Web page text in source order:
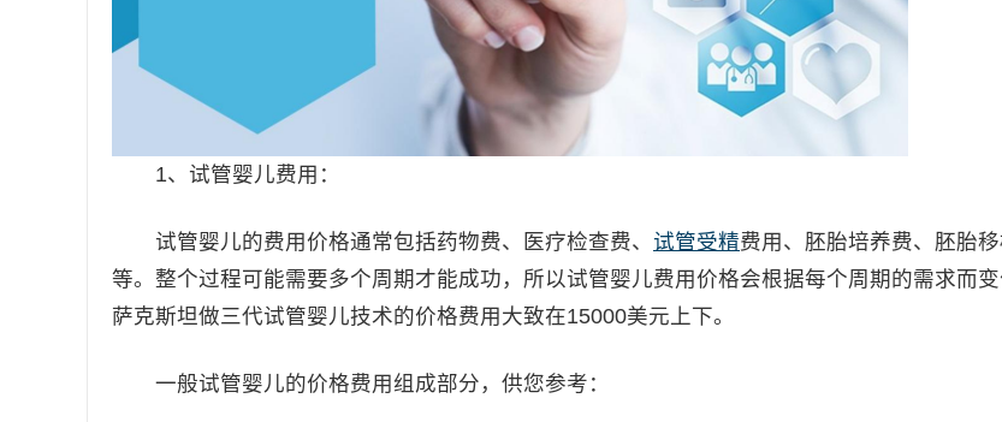
1、试管婴儿费用：
试管婴儿的费用价格通常包括药物费、医疗检查费、 试管受精费用、胚胎培养费、胚胎
等。整个过程可能需要多个周期才能成功，所以试管婴儿费用价格会根据每个周期的需求而
萨克斯坦做三代试管婴儿技术的价格费用大致在15000美元上下。
一般试管婴儿的价格费用组成部分，供您参考：